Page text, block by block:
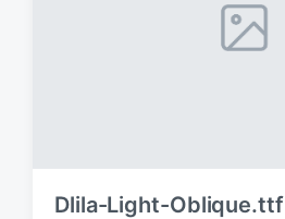
Dlila-Light-Oblique.ttf